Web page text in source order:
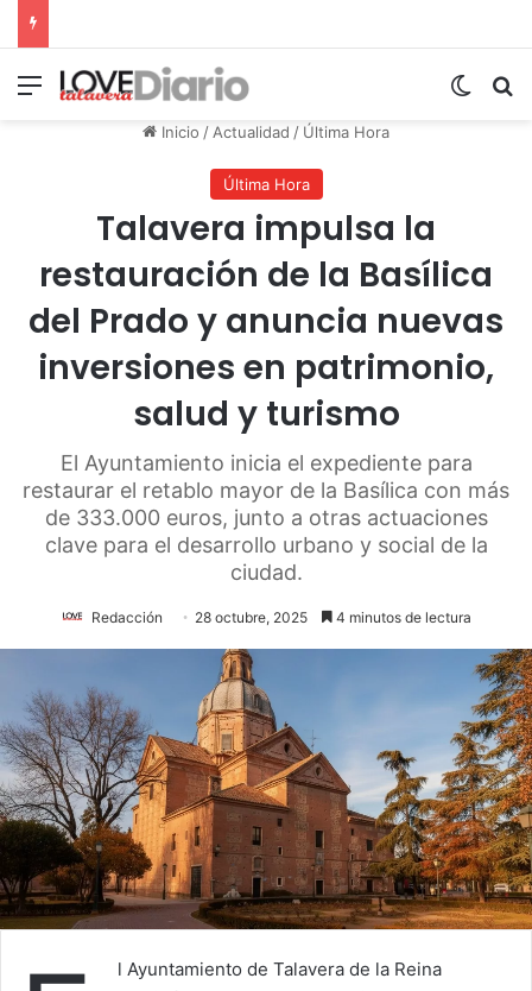
Menú
Inicio /Actualidad / Última Hora
Última Hora
Talavera impulsa la
restauración de la Basílica
del Prado y anuncia nuevas
inversiones en patrimonio,
salud y turismo
El Ayuntamiento inicia el expediente para
restaurar el retablo mayor de la Basílica con más
de 333.000 euros, junto a otras actuaciones
clave para el desarrollo urbano y social de la
ciudad.
Redacción 28 octubre, 2025 4 minutos de lectura
l Ayuntamiento de Talavera de la Reina